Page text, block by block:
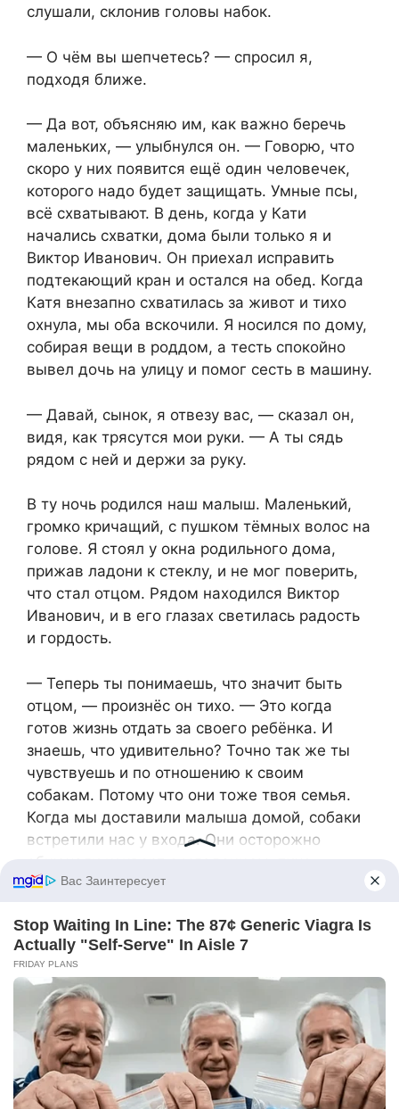
слушали, склонив головы набок.
— О чём вы шепчетесь? — спросил я,
подходя ближе.
— Да вот, объясняю им, как важно беречь
маленьких, — улыбнулся он. — Говорю, что
скоро у них появится ещё один человечек,
которого надо будет защищать. Умные псы,
всё схватывают. В день, когда у Кати
начались схватки, дома были только я и
Виктор Иванович. Он приехал исправить
подтекающий кран и остался на обед. Когда
Катя внезапно схватилась за живот и тихо
охнула, мы оба вскочили. Я носился по дому,
собирая вещи в роддом, а тесть спокойно
вывел дочь на улицу и помог сесть в машину.
— Давай, сынок, я отвезу вас, — сказал он,
видя, как трясутся мои руки. — А ты сядь
рядом с ней и держи за руку.
В ту ночь родился наш малыш. Маленький,
громко кричащий, с пушком тёмных волос на
голове. Я стоял у окна родильного дома,
прижав ладони к стеклу, и не мог поверить,
что стал отцом. Рядом находился Виктор
Иванович, и в его глазах светилась радость
и гордость.
— Теперь ты понимаешь, что значит быть
отцом, — произнёс он тихо. — Это когда
готов жизнь отдать за своего ребёнка. И
знаешь, что удивительно? Точно так же ты
чувствуешь и по отношению к своим
собакам. Потому что они тоже твоя семья.
Когда мы доставили малыша домой, собаки
встретили нас у входа. Они осторожно
поскуливая от волнения. Гроза лизнула мою
мы всё осознаём».
В первые недели собаки не отходили от
кроватки. Они отдыхали по очереди: пока
одна дремала, другая сторожила рядом с
младенцем. Если малыш начинал плакать,
они тут же бежали к нам, тревожно
заглядывая в глаза — мол, ребенок требует